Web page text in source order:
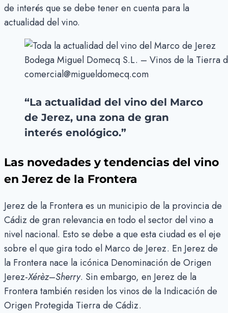
de interés que se debe tener en cuenta para la
actualidad del vino.
Bodega Miguel Domecq S.L. – Vinos de la Tierra
comercial@migueldomecq.com
“La actualidad del vino del Marco
de Jerez, una zona de gran
interés enológico.”
Las novedades y tendencias del vino
en Jerez de la Frontera
Jerez de la Frontera es un municipio de la provincia de
Cádiz de gran relevancia en todo el sector del vino a
nivel nacional. Esto se debe a que esta ciudad es el eje
sobre el que gira todo el Marco de Jerez. En Jerez de
la Frontera nace la icónica Denominación de Origen
Jerez-Xérèz–Sherry. Sin embargo, en Jerez de la
Frontera también residen los vinos de la Indicación de
Origen Protegida Tierra de Cádiz.